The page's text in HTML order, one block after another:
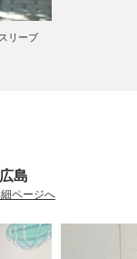
リーブ
島
ページへ